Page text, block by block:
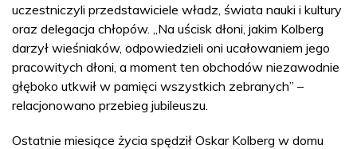
uczestniczyli przedstawiciele władz, świata nauki i kultury
oraz delegacja chłopów. „Na uścisk dłoni, jakim Kolberg
darzył wieśniaków, odpowiedzieli oni ucałowaniem jego
pracowitych dłoni, a moment ten obchodów niezawodnie
głęboko utkwił w pamięci wszystkich zebranych” –
relacjonowano przebieg jubileuszu.
Ostatnie miesiące życia spędził Oskar Kolberg w domu